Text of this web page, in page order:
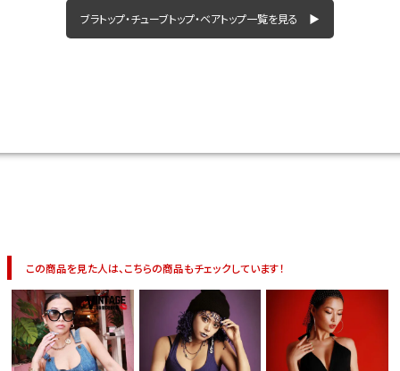
ブラトップ・チューブトップ・ベアトップ一覧を見る ▶
この商品を見た人は、こちらの商品もチェックしています！